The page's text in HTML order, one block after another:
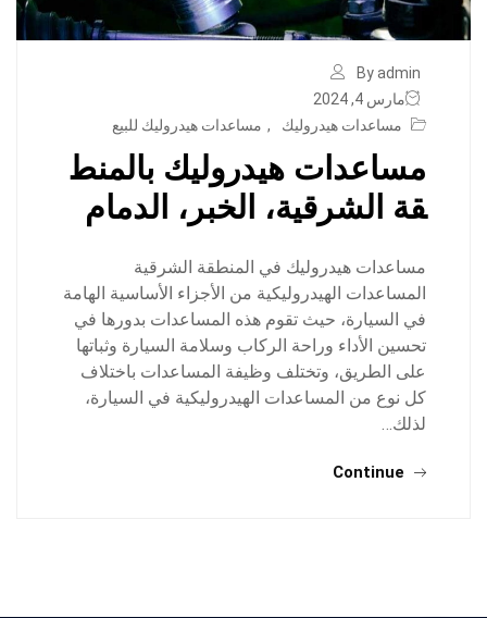
By admin
مارس 4, 2024
مساعدات هيدروليك
, مساعدات هيدروليك للبيع
مساعدات هيدروليك بالمنط
قة الشرقية، الخبر، الدمام
مساعدات هيدروليك في المنطقة الشرقية
المساعدات الهيدروليكية من الأجزاء الأساسية الهامة
في السيارة، حيث تقوم هذه المساعدات بدورها في
تحسين الأداء وراحة الركاب وسلامة السيارة وثباتها
على الطريق، وتختلف وظيفة المساعدات باختلاف
كل نوع من المساعدات الهيدروليكية في السيارة،
لذلك…
Continue